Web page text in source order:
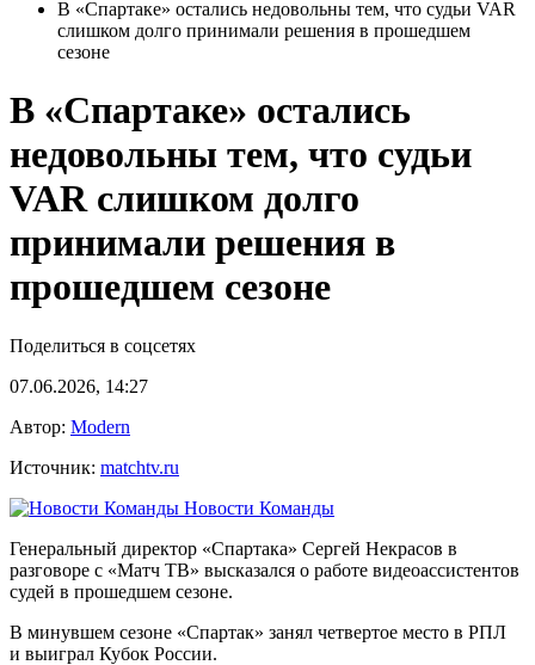
В «Спартаке» остались недовольны тем, что судьи VAR
слишком долго принимали решения в прошедшем
сезоне
В «Спартаке» остались
недовольны тем, что судьи
VAR слишком долго
принимали решения в
прошедшем сезоне
Поделиться в соцсетях
07.06.2026, 14:27
Автор: Modern
Источник: matchtv.ru
Новости Команды
Генеральный директор «Спартака» Сергей Некрасов в
разговоре с «Матч ТВ» высказался о работе видеоассистентов
судей в прошедшем сезоне.
В минувшем сезоне «Спартак» занял четвертое место в РПЛ
и выиграл Кубок России.